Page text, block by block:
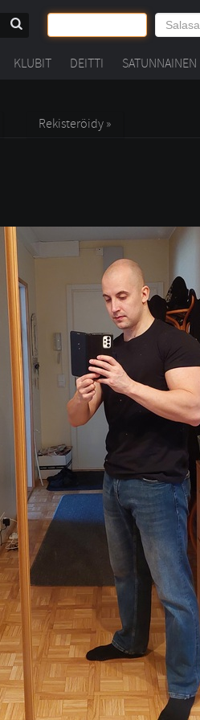
KLUBIT DEITTI SATUNNAINEN
Rekisteröidy »